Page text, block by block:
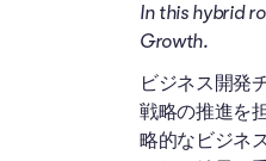
In this hybrid
Growth.
ビジネス開発
戦略の推進を
略的なビジネ